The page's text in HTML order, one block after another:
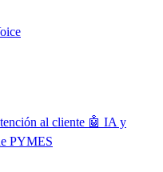
al cliente 🤖 IA y
PYMES